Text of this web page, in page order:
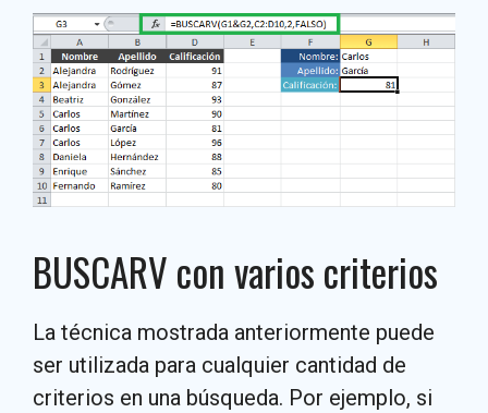
BUSCARV con varios criterios
La técnica mostrada anteriormente puede
ser utilizada para cualquier cantidad de
criterios en una búsqueda. Por ejemplo, si